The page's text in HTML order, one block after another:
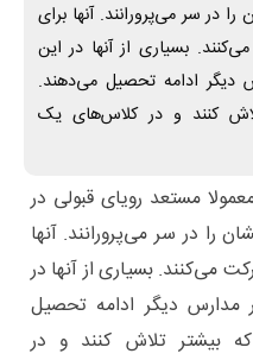
در سر می‌پرورانند. آنها برای
بسیاری از آنها در این
دیگر ادامه تحصیل می‌دهند.
کنند و در کلاس‌های یک
مستعد رویای قبولی در
را در سر می‌پرورانند. آنها
می‌کنند. بسیاری از آنها در
مدارس دیگر ادامه تحصیل
بیشتر تلاش کنند و در